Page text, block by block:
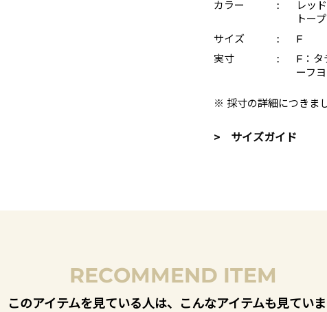
カラー :
レッ
トープ
サイズ
:
F
実寸
:
F：タ
ーフ
※ 採寸の詳細につきま
> サイズガイド
RECOMMEND ITEM
このアイテムを見ている人は、こんなアイテムも見てい